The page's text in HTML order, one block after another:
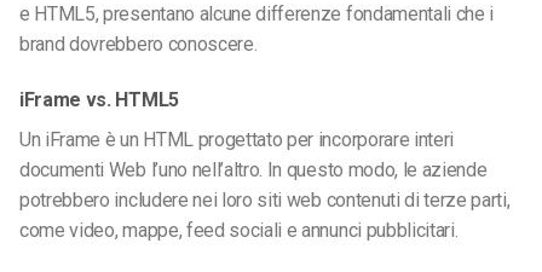
e HTML5, presentano alcune differenze fondamentali che i
brand dovrebbero conoscere.
iFrame vs. HTML5
Un iFrame è un HTML progettato per incorporare interi
documenti Web l’uno nell’altro. In questo modo, le aziende
potrebbero includere nei loro siti web contenuti di terze parti,
come video, mappe, feed sociali e annunci pubblicitari.